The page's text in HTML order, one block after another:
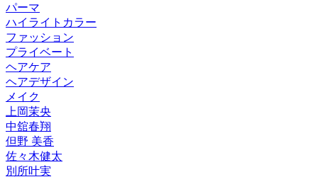
パーマ
ハイライトカラー
ファッション
プライベート
ヘアケア
ヘアデザイン
メイク
上岡茉央
中舘春翔
但野 美香
佐々木健太
別所叶実